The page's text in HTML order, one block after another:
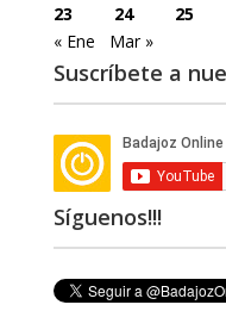
23
24 25
« Ene
Mar »
Suscríbete a
Síguenos!!!